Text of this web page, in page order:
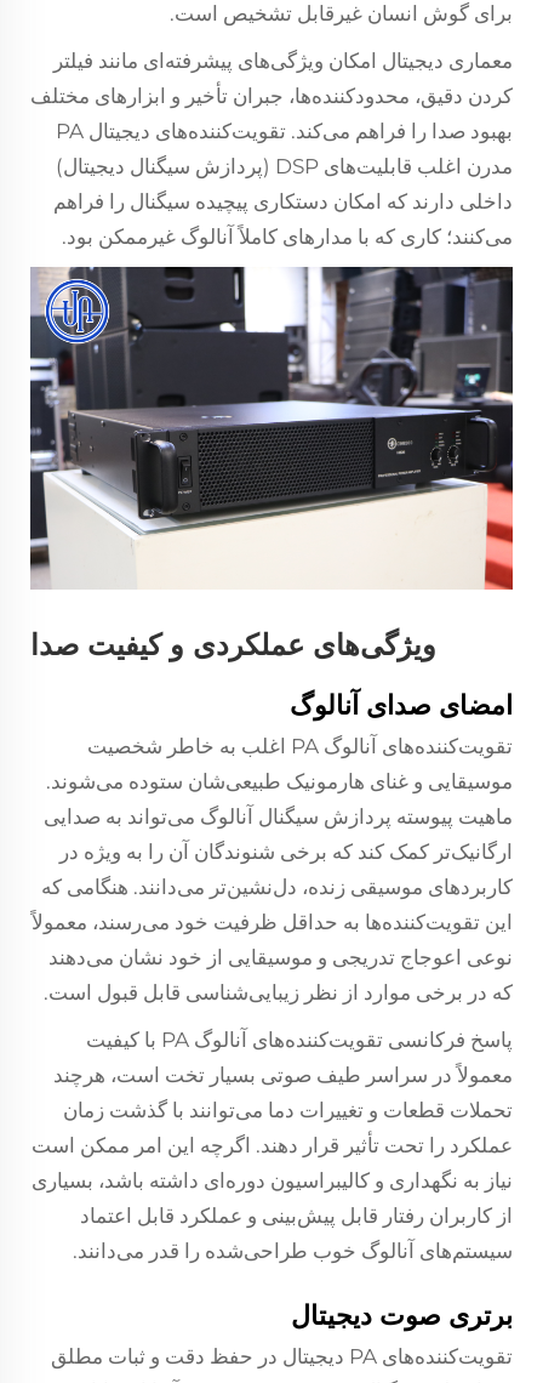
برای گوش انسان غیرقابل تشخیص است.
معماری دیجیتال امکان ویژگی‌های پیشرفته‌ای مانند فیلتر
کردن دقیق، محدودکننده‌ها، جبران تأخیر و ابزارهای مختلف
بهبود صدا را فراهم می‌کند. تقویت‌کننده‌های دیجیتال PA
مدرن اغلب قابلیت‌های DSP (پردازش سیگنال دیجیتال)
داخلی دارند که امکان دستکاری پیچیده سیگنال را فراهم
می‌کنند؛ کاری که با مدارهای کاملاً آنالوگ غیرممکن بود.
ویژگی‌های عملکردی و کیفیت صدا
امضای صدای آنالوگ
تقویت‌کننده‌های آنالوگ PA اغلب به خاطر شخصیت
موسیقایی و غنای هارمونیک طبیعی‌شان ستوده می‌شوند.
ماهیت پیوسته پردازش سیگنال آنالوگ می‌تواند به صدایی
ارگانیک‌تر کمک کند که برخی شنوندگان آن را به ویژه در
کاربردهای موسیقی زنده، دل‌نشین‌تر می‌دانند. هنگامی که
این تقویت‌کننده‌ها به حداقل ظرفیت خود می‌رسند، معمولاً
نوعی اعوجاج تدریجی و موسیقایی از خود نشان می‌دهند
که در برخی موارد از نظر زیبایی‌شناسی قابل قبول است.
پاسخ فرکانسی تقویت‌کننده‌های آنالوگ PA با کیفیت
معمولاً در سراسر طیف صوتی بسیار تخت است، هرچند
تحملات قطعات و تغییرات دما می‌توانند با گذشت زمان
عملکرد را تحت تأثیر قرار دهند. اگرچه این امر ممکن است
نیاز به نگهداری و کالیبراسیون دوره‌ای داشته باشد، بسیاری
از کاربران رفتار قابل پیش‌بینی و عملکرد قابل اعتماد
سیستم‌های آنالوگ خوب طراحی‌شده را قدر می‌دانند.
برتری صوت دیجیتال
تقویت‌کننده‌های PA دیجیتال در حفظ دقت و ثبات مطلق